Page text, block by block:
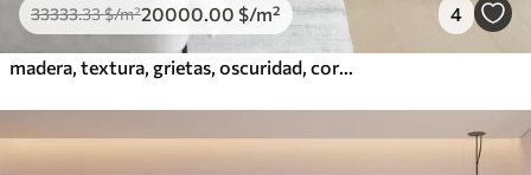
33333.33$/m²20000 .00 $/m² 4